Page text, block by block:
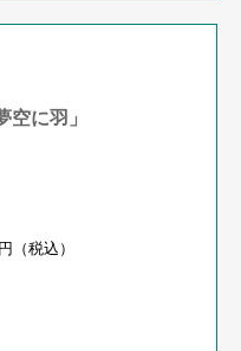
空に羽」
円（税込）